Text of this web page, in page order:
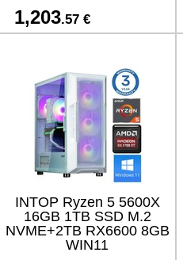
1,203.57 €
INTOP Ryzen 5 5600X
16GB 1TB SSD M.2
NVME+2TB RX6600 8GB
WIN11